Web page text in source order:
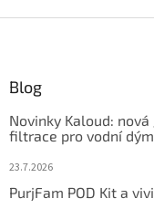
Blog
Novinky Kaloud:
filtrace pro vodní
23.7.2026
PurjFam POD Kit a